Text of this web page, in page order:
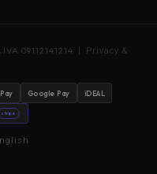
09112141214 | Privacy &
Google Pay iDEAL
stripe